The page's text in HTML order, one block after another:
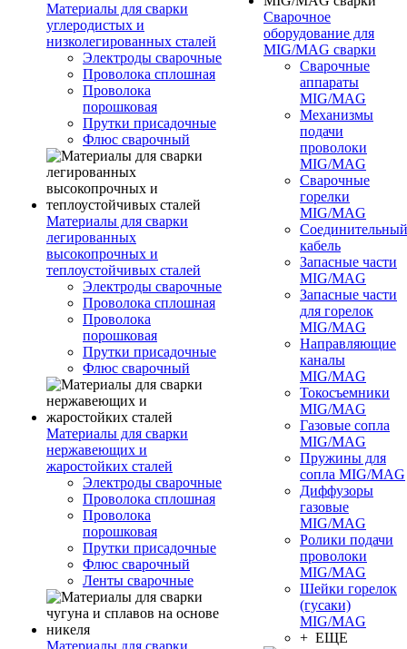
Материалы для сварки
углеродистых и
низколегированных сталей
Электроды сварочные
Проволока сплошная
Проволока
порошковая
Прутки присадочные
Флюс сварочный
Материалы для сварки
легированных
высокопрочных и
теплоустойчивых сталей
Электроды сварочные
Проволока сплошная
Проволока
порошковая
Прутки присадочные
Флюс сварочный
Материалы для сварки
нержавеющих и
жаростойких сталей
Электроды сварочные
Проволока сплошная
Проволока
порошковая
Прутки присадочные
Флюс сварочный
Ленты сварочные
Материалы для сварки
Сварочное
оборудование для
MIG/MAG сварки
Сварочные
аппараты
MIG/MAG
Механизмы
подачи
проволоки
MIG/MAG
Сварочные
горелки
MIG/MAG
Соединительный
кабель
Запасные части
MIG/MAG
Запасные части
для горелок
MIG/MAG
Направляющие
каналы
MIG/MAG
Токосъемники
MIG/MAG
Газовые сопла
MIG/MAG
Пружины для
сопла MIG/MAG
Диффузоры
газовые
MIG/MAG
Ролики подачи
проволоки
MIG/MAG
Шейки горелок
(гусаки)
MIG/MAG
+ ЕЩЕ